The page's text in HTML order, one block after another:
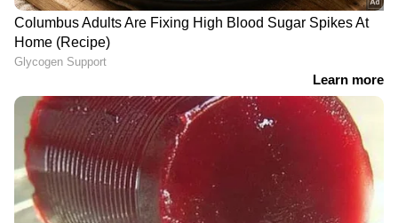
Bathroom plants : കുളിമുറി കൂളാക്കാം,
ബാത്ത്‌റൂമില്‍ വളര്‍ത്താവുന്ന ആറ്
വീട്ടിലൊരു പച്ചക്കറി തോട്ടം | Kitchen
Garden
3
5